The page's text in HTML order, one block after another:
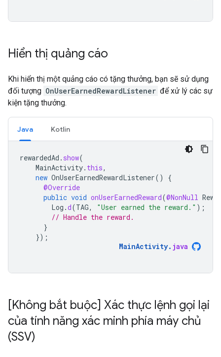
Hiển thị quảng cáo
Khi hiển thị một quảng cáo có tặng thưởng, bạn sẽ sử dụng
đối tượng OnUserEarnedRewardListener để xử lý các sự
kiện tặng thưởng.
Java Kotlin
rewardedAd . show(
MainActivity. this,
new OnUserEarnedRewardListener()
{
@Override
public void onUserEarnedReward(@NonNull
Log .d(TAG, "User earned the reward." );
// Handle the reward.
}
});
MainActivity. java
[Không bắt buộc] Xác thực lệnh gọi lại
của tính năng xác minh phía máy chủ
(SSV)